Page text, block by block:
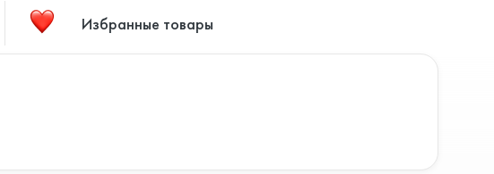
Избранные товары